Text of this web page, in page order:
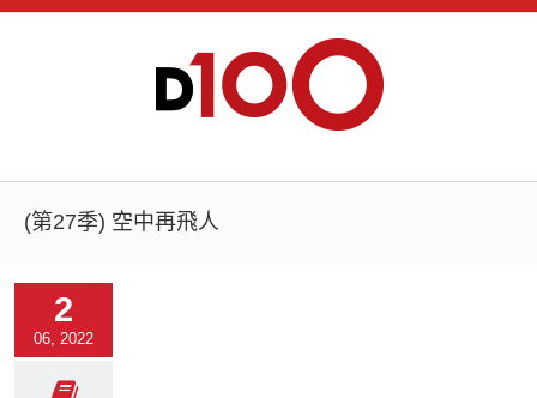
(第27季) 空中再飛人
2
06, 2022